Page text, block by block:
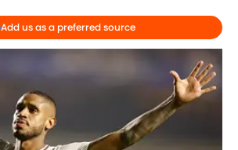
Add us as a preferred source